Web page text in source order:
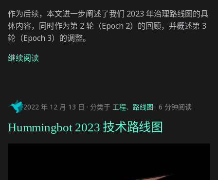
作为后续，本文进一步阐述了我们 2023 年治理路线图的具
体内容，同时作为第 2 轮（Epoch 2）的回顾，并概述第 3
轮（Epoch 3）的调整。
继续阅读
2022 年 12 月 13 日 分类于 工程、 路线图 6 分钟阅读
Hummingbot 2023 技术路线图